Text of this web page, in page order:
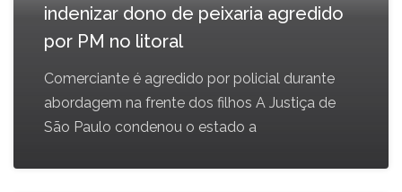
indenizar dono de peixaria agredido
por PM no litoral
Comerciante é agredido por policial durante
abordagem na frente dos filhos A Justiça de
São Paulo condenou o estado a